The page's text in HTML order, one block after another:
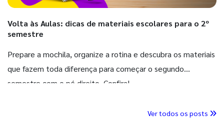
Volta às Aulas: dicas de materiais escolares para o 2º
semestre
Prepare a mochila, organize a rotina e descubra os materiais
que fazem toda diferença para começar o segundo
semestre com o pé direito. Confira!
Ver todos os posts